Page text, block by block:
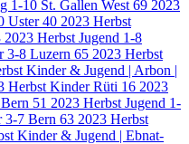
1-10 St. Gallen West 69 2023
Uster40 2023 Herbst
2023 Herbst Jugend 1-8
3-8 Luzern 65 2023 Herbst
Kinder & Jugend | Arbon |
Herbst Kinder Rüti 16 2023
51 2023 Herbst Jugend 1-
3-7 Bern 63 2023 Herbst
Kinder & Jugend | Ebnat-